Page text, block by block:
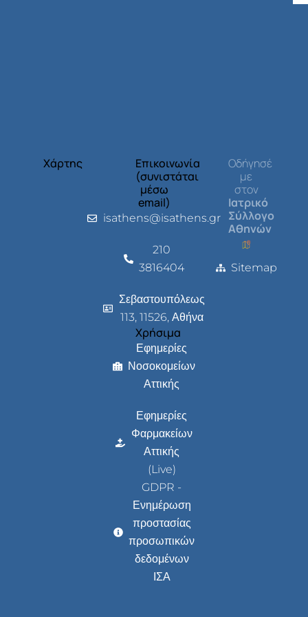
Χάρτης
Επικοινωνία
(συνιστάται
μέσω
email)
isathens@isathens.gr
210
3816404
Σεβαστουπόλεως
113, 11526, Αθήνα
Χρήσιμα
Εφημερίες
Νοσοκομείων
Αττικής
Εφημερίες
Φαρμακείων
Αττικής
(Live)
GDPR -
Ενημέρωση
προστασίας
προσωπικών
δεδομένων
ΙΣΑ
Οδήγησέ
με
στον
Ιατρικό
Σύλλογο
Αθηνών
Sitemap